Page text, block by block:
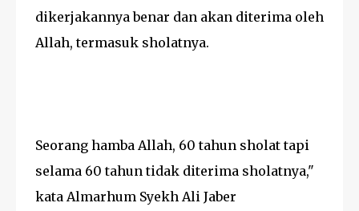
dikerjakannya benar dan akan diterima oleh
Allah, termasuk sholatnya.
Seorang hamba Allah, 60 tahun sholat tapi
selama 60 tahun tidak diterima sholatnya,"
kata Almarhum Syekh Ali Jaber